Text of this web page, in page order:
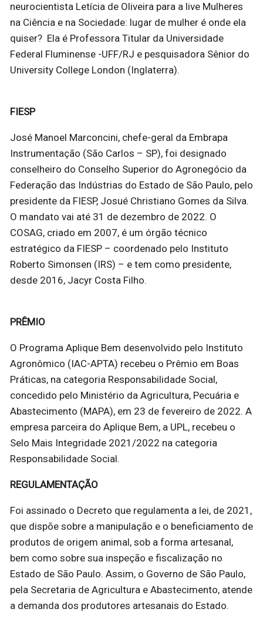
neurocientista Letícia de Oliveira para a live Mulheres
na Ciência e na Sociedade: lugar de mulher é onde ela
quiser? Ela é Professora Titular da Universidade
Federal Fluminense -UFF/RJ e pesquisadora Sênior do
University College London (Inglaterra).
FIESP
José Manoel Marconcini, chefe-geral da Embrapa
Instrumentação (São Carlos – SP), foi designado
conselheiro do Conselho Superior do Agronegócio da
Federação das Indústrias do Estado de São Paulo, pelo
presidente da FIESP, Josué Christiano Gomes da Silva.
O mandato vai até 31 de dezembro de 2022. O
COSAG, criado em 2007, é um órgão técnico
estratégico da FIESP – coordenado pelo Instituto
Roberto Simonsen (IRS) – e tem como presidente,
desde 2016, Jacyr Costa Filho.
PRÊMIO
O Programa Aplique Bem desenvolvido pelo Instituto
Agronômico (IAC-APTA) recebeu o Prêmio em Boas
Práticas, na categoria Responsabilidade Social,
concedido pelo Ministério da Agricultura, Pecuária e
Abastecimento (MAPA), em 23 de fevereiro de 2022. A
empresa parceira do Aplique Bem, a UPL, recebeu o
Selo Mais Integridade 2021/2022 na categoria
Responsabilidade Social.
REGULAMENTAÇÃO
Foi assinado o Decreto que regulamenta a lei, de 2021,
que dispõe sobre a manipulação e o beneficiamento de
produtos de origem animal, sob a forma artesanal,
bem como sobre sua inspeção e fiscalização no
Estado de São Paulo. Assim, o Governo de São Paulo,
pela Secretaria de Agricultura e Abastecimento, atende
a demanda dos produtores artesanais do Estado.